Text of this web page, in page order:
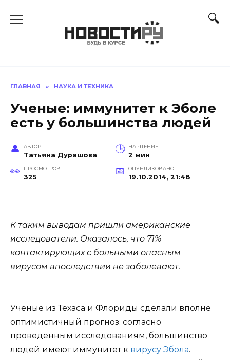
ГЛАВНАЯ » НАУКА И ТЕХНИКА
Ученые: иммунитет к Эболе
есть у большинства людей
АВТОР
Татьяна Дурашова
НА ЧТЕНИЕ
2 мин
ПРОСМОТРОВ
325
ОПУБЛИКОВАНО
19.10.2014, 21:48
К таким выводам пришли американские
исследователи. Оказалось, что 71%
контактирующих с больными опасным
вирусом впоследствии не заболевают.
Ученые из Техаса и Флориды сделали вполне
оптимистичный прогноз: согласно
проведенным исследованиям, большинство
людей имеют иммунитет к вирусу Эбола.